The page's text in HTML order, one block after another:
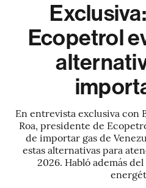
Ecopetrol
En entrevista exclusiva con
Roa, presidente de
de importar gas de
estas alternativas para
2026. Habló además